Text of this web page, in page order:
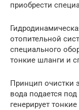
приобрести
отопительной
специального
тонкие шланги и
Принцип очистки
вода подается
генерирует